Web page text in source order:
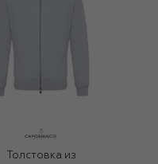
Толстовка из